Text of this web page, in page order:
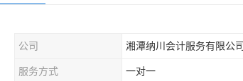
公司 湘潭纳川会计服务有限公司
服务方式 一对一